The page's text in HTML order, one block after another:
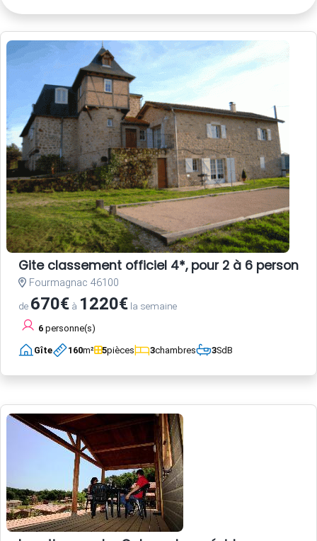
Gite classement officiel 4*, pour 2 à 6
Fourmagnac 46100
de 670€ à 1220€ la semaine
6 personne(s)
Gîte 160m² 5pièces 3chambres 3SdB